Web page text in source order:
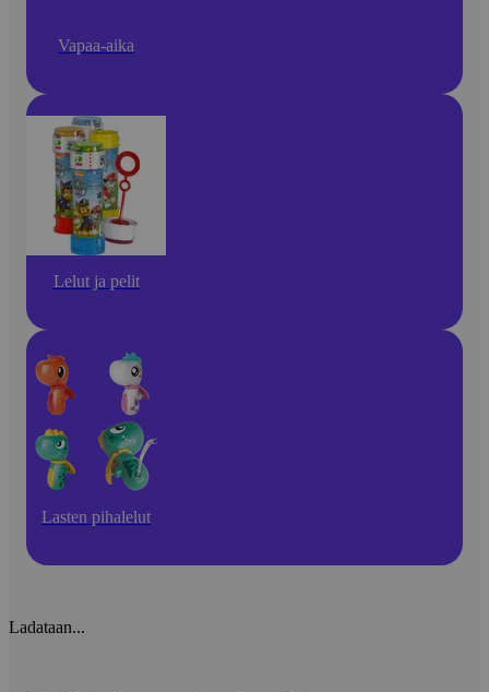
Vapaa-aika
Lelut ja pelit
Lasten pihalelut
Ladataan...